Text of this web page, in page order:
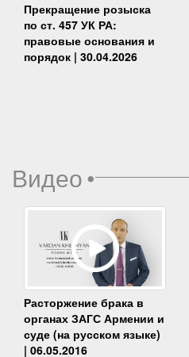
Прекращение розыска
по ст. 457 УК РА:
правовые основания и
порядок | 30.04.2026
Видео•
Расторжение брака в
органах ЗАГС Армении и
суде (на русском языке)
| 06.05.2016